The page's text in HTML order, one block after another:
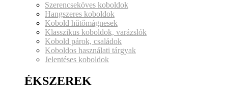
Szerencseköves koboldok
Hangszeres koboldok
Kobold hűtőmágnesek
Klasszikus koboldok, varázslók
Kobold párok, családok
Koboldos használati tárgyak
Jelentéses koboldok
ÉKSZEREK